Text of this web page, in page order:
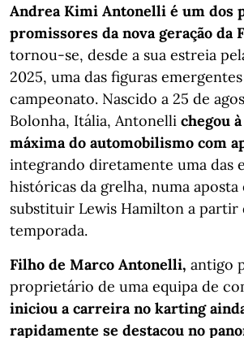
Andrea Kimi Antonelli é um dos
promissores da nova geração da
tornou-se, desde a sua estreia
2025, uma das figuras
campeonato. Nascido a 25 de
Bolonha, Itália, Antonelli chegou
máxima do automobilismo com
integrando diretamente uma das
históricas da grelha, numa aposta
substituir Lewis Hamilton a partir
temporada.
Filho de Marco Antonelli, antigo
proprietário de uma equipa de
iniciou a carreira no karting
rapidamente se destacou no